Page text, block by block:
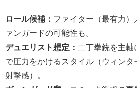
ロール候補： ファイター（最有力
ァンガードの可能性も。
デュエリスト想定： 二丁拳銃を主軸
で圧力をかけるスタイル（ウィンタ
射撃感）。